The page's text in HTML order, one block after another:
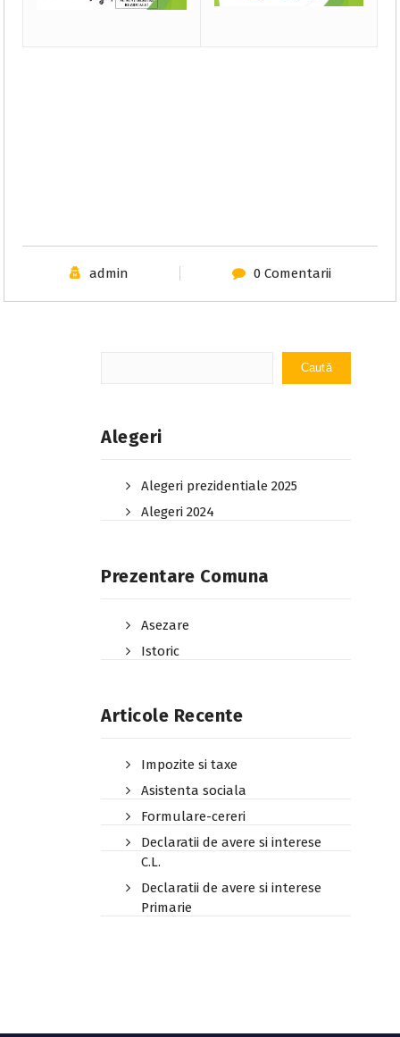
admin 0 Comentarii
Caută
Alegeri
Alegeri prezidentiale 2025
Alegeri 2024
Prezentare Comuna
Asezare
Istoric
Articole Recente
Impozite si taxe
Asistenta sociala
Formulare-cereri
Declaratii de avere si interese
C.L.
Declaratii de avere si interese
Primarie